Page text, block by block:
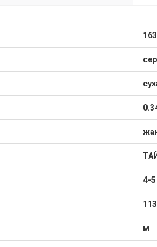
163
4-5
113
м